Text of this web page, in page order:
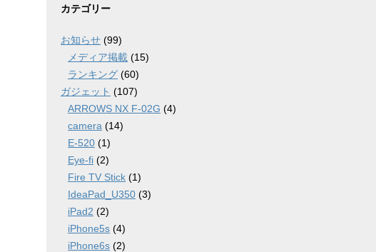
カ
ブ
カテゴリー
お知らせ (99)
メディア掲載 (15)
ランキング (60)
ガジェット (107)
ARROWS NX F-02G (4)
camera (14)
E-520 (1)
Eye-fi (2)
Fire TV Stick (1)
IdeaPad_U350 (3)
iPad2 (2)
iPhone5s (4)
iPhone6s (2)